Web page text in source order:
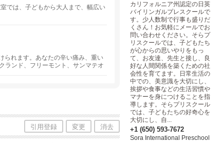
では、子どもから大人まで、幅広い
られます。あなたの辛い痛み、重い
ランド、フリーモント、サンマテオ
引用登録 変更 消去
カリフォルニア州認定の日英
バイリンガルプレスクールで
す。少人数制で行事も盛りだ
くさん！お気軽にメールでお
問い合わせください。そらプ
リスクールでは、子どもたち
が心からの思いやりをもっ
て、お友達、先生と接し、良
好な人間関係を築くための社
会性を育てます。日常生活の
中での、美意識を大切にし、
挨拶や食事などの生活習慣や
マナーを身につけることを指
導します。そらプリスクール
では、子どもたちの好奇心を
大切にし、自...
+1 (650) 593-7672
Sora International Preschool